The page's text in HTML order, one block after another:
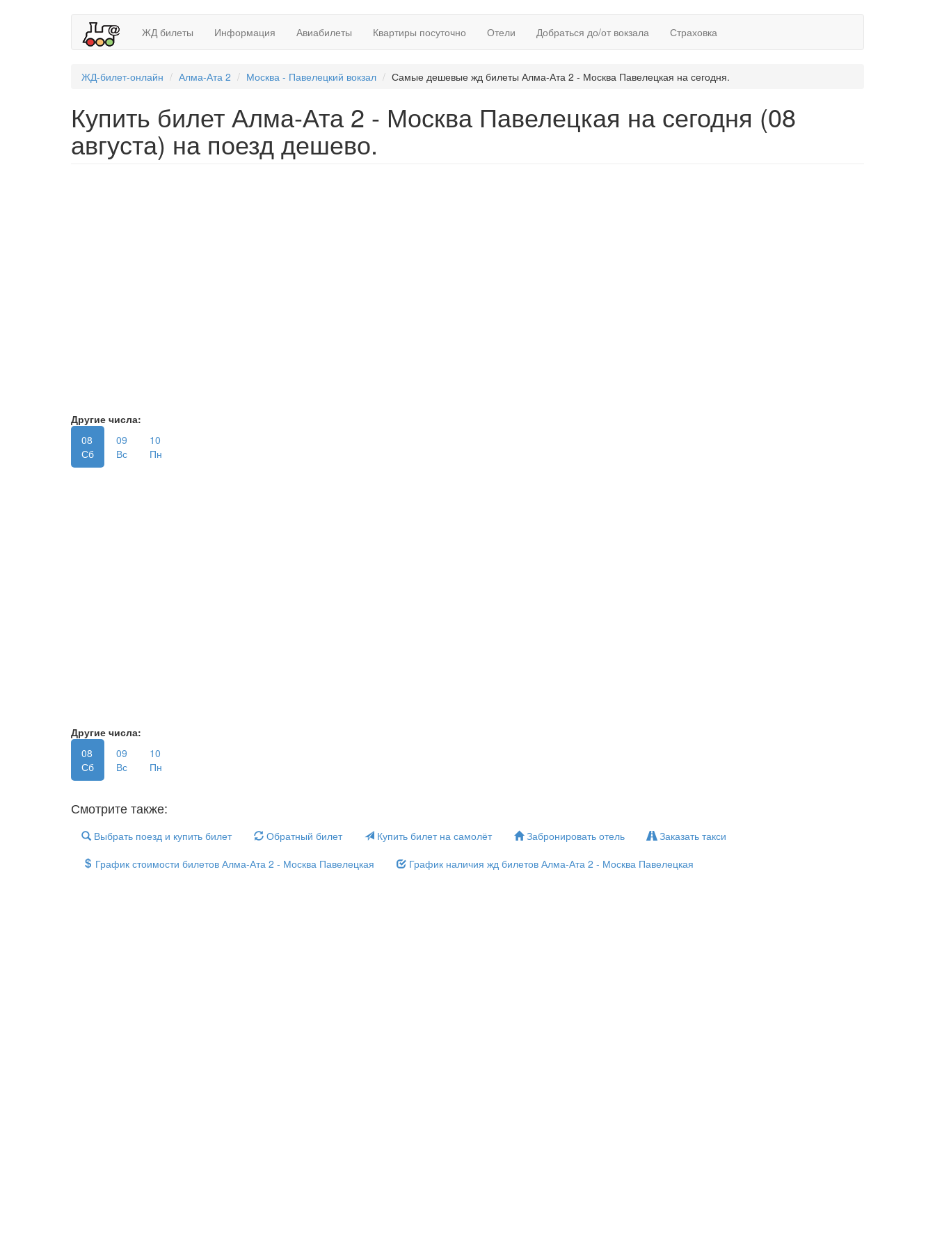
ЖД билеты Информация Авиабилеты Квартиры посуточно Отели Добраться до/от вокзала Страховка
ЖД-билет-онлайн Алма-Ата 2 Москва - Павелецкий вокзал Самые дешевые жд билеты Алма-Ата 2 - Москва Павелецкая на сегодня.
Купить билет Алма-Ата 2 - Москва Павелецкая на сегодня (08
августа) на поезд дешево.
Другие числа:
08
Сб
09
Вс
10
Пн
Другие числа:
08
Сб
09
Вс
10
Пн
Смотрите также:
Выбрать поезд и купить билет Обратный билет Купить билет на самолёт Забронировать отель
Заказать такси
График стоимости билетов Алма-Ата 2 - Москва Павелецкая
График наличия жд билетов Алма-Ата 2 - Москва Павелецкая